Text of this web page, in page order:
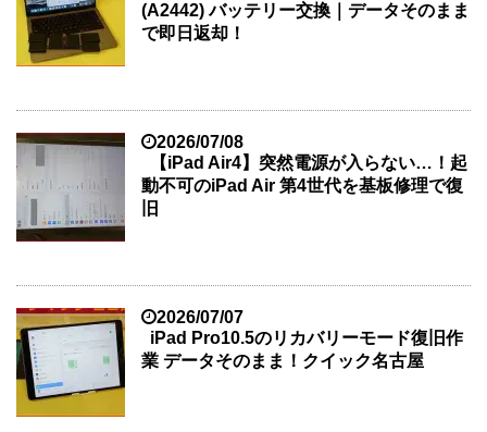
(A2442) バッテリー交換｜データそのまま
で即日返却！
2026/07/08
【iPad Air4】突然電源が入らない…！起
動不可のiPad Air 第4世代を基板修理で復
旧
2026/07/07
iPad Pro10.5のリカバリーモード復旧作
業 データそのまま！クイック名古屋